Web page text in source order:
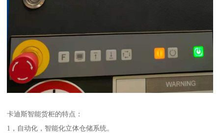
卡迪斯智能货柜的特点：
1，自动化，智能化立体仓储系统。